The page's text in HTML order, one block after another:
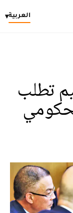
العربية▾
تطلب